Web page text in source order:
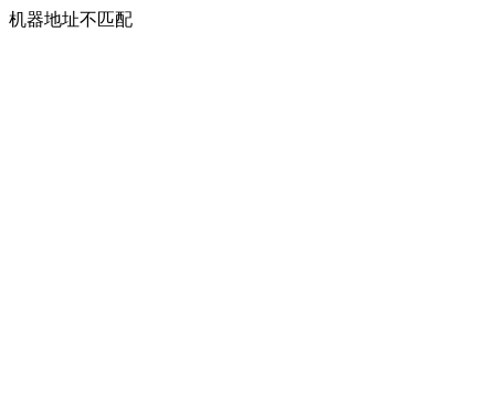
机器地址不匹配